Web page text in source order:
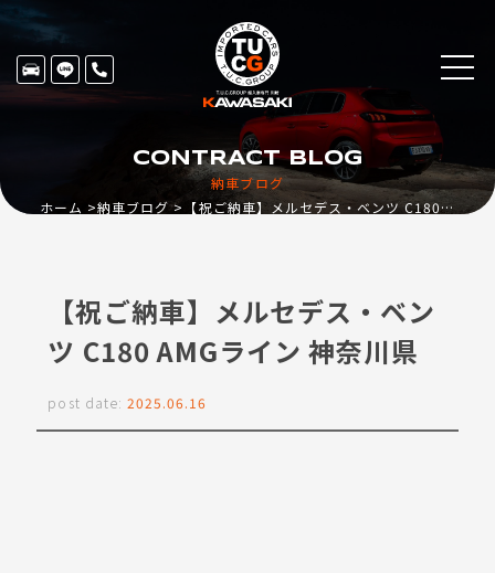
納車ブログ
CONTRACT BLOG
ホーム 納車ブログ 【祝ご納車】メルセデス・ベンツ C180 AMGライン 神奈川県
【祝ご納車】メルセデス・ベン
ツ C180 AMGライン 神奈川県
post date: 2025.06.16